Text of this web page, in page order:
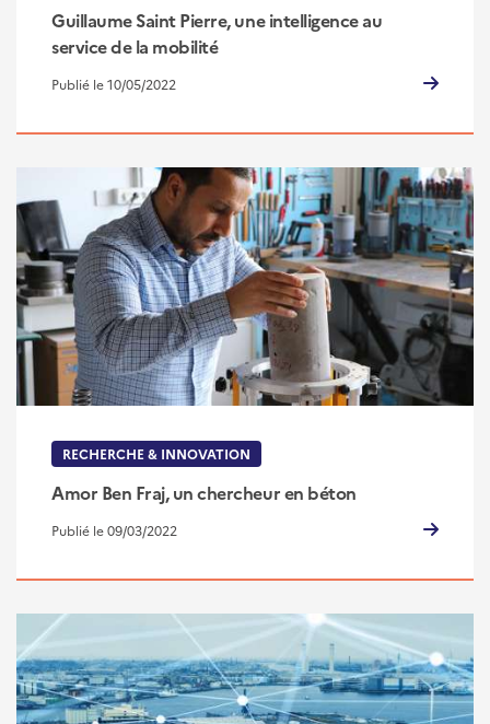
Guillaume Saint Pierre, une intelligence au
service de la mobilité
Publié le 10/05/2022
RECHERCHE & INNOVATION
Amor Ben Fraj, un chercheur en béton
Publié le 09/03/2022